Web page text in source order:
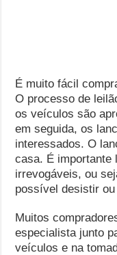
É muito fácil
O processo de
os veículos são
em seguida, os
interessados. O
casa. É importante
irrevogáveis, ou
possível desistir
Muitos
especialista junto
veículos e na